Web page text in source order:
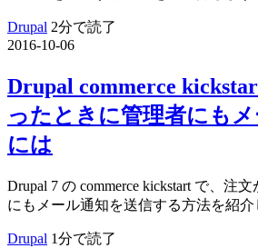
Drupal 2分で読了
2016-10-06
Drupal commerce
ったときに管理者にも
には
Drupal 7 の commerce kickstart で、注
にもメール通知を送信する方法を紹介
Drupal 1分で読了